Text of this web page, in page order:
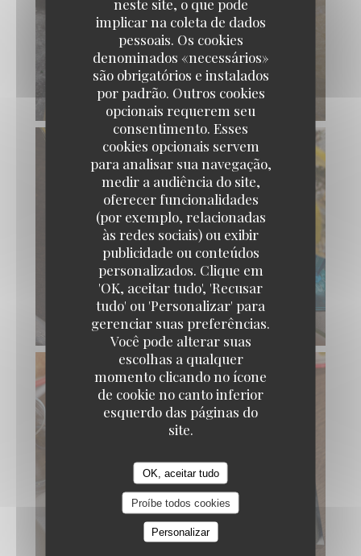
implicar na coleta de dados
pessoais. Os cookies
denominados «necessários»
são obrigatórios e instalados
por padrão. Outros cookies
opcionais requerem seu
consentimento. Esses
cookies opcionais servem
para analisar sua navegação,
medir a audiência do site,
oferecer funcionalidades
(por exemplo, relacionadas
às redes sociais) ou exibir
publicidade ou conteúdos
personalizados. Clique em
'OK, aceitar tudo', 'Recusar
tudo' ou 'Personalizar' para
gerenciar suas preferências.
Você pode alterar suas
escolhas a qualquer
momento clicando no ícone
de cookie no canto inferior
esquerdo das páginas do
site.
OK, aceitar tudo
Proíbe todos cookies
Personalizar
Capricciosa